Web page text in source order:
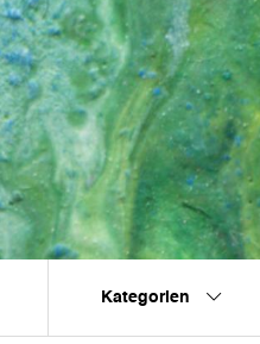
Kategorien